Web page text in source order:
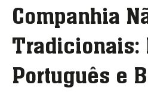
Companhia
Tradicionais:
Português e